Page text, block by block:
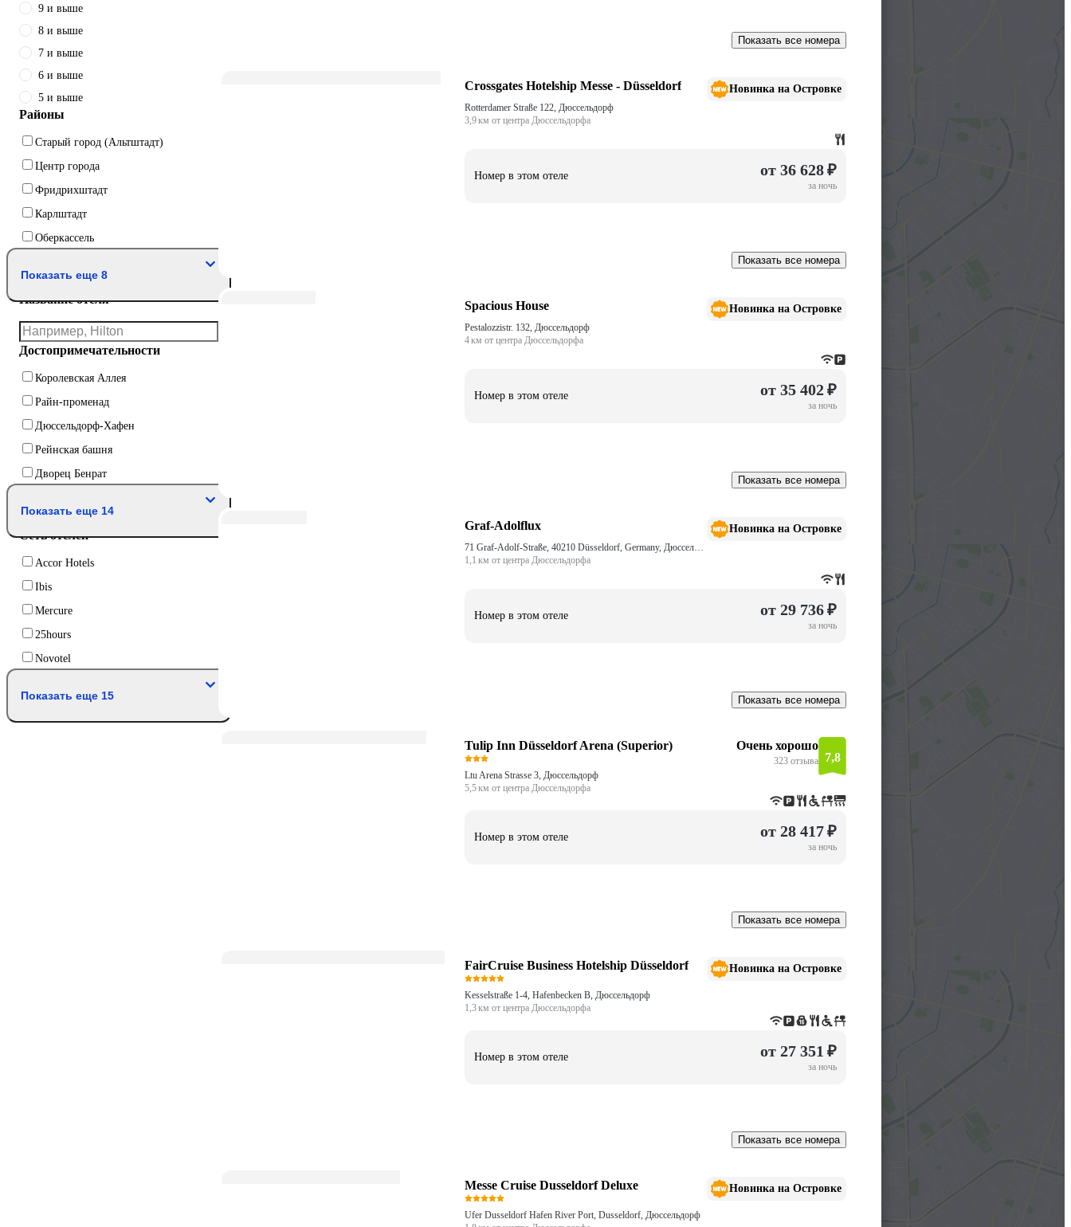
9 и выше
8 и выше
7 и выше
6 и выше
5 и выше
Районы
Старый город (Альтштадт)
Центр города
Фридрихштадт
Карлштадт
Оберкассель
Показать еще 8
Название отеля
Достопримечательности
Королевская Аллея
Райн-променад
Дюссельдорф-Хафен
Рейнская башня
Дворец Бенрат
Показать еще 14
Сеть отелей
Accor Hotels
Ibis
Mercure
25hours
Novotel
Показать еще 15
Показать все номера
Crossgates Hotelship Messe - Düsseldorf
Rotterdamer Straße 122, Дюссельдорф
3,9 км от центра Дюссельдорфа
Новинка на Островке
Номер в этом отеле от 36 628 ₽
за ночь
Показать все номера
Spacious House
Pestalozzistr. 132, Дюссельдорф
4 км от центра Дюссельдорфа
Новинка на Островке
Номер в этом отеле от 35 402 ₽
за ночь
Показать все номера
Graf-Adolflux
71 Graf-Adolf-Straße, 40210 Düsseldorf, Germany, Дюссельдорф
1,1 км от центра Дюссельдорфа
Новинка на Островке
Номер в этом отеле от 29 736 ₽
за ночь
Показать все номера
Tulip Inn Düsseldorf Arena (Superior)
Ltu Arena Strasse 3, Дюссельдорф
5,5 км от центра Дюссельдорфа
Очень хорошо
323 отзыва 7,8
Номер в этом отеле от 28 417 ₽
за ночь
Показать все номера
FairCruise Business Hotelship Düsseldorf
Kesselstraße 1-4, Hafenbecken B, Дюссельдорф
1,3 км от центра Дюссельдорфа
Новинка на Островке
Номер в этом отеле от 27 351 ₽
за ночь
Показать все номера
Messe Cruise Dusseldorf Deluxe
Ufer Dusseldorf Hafen River Port, Dusseldorf, Дюссельдорф
Новинка на Островке